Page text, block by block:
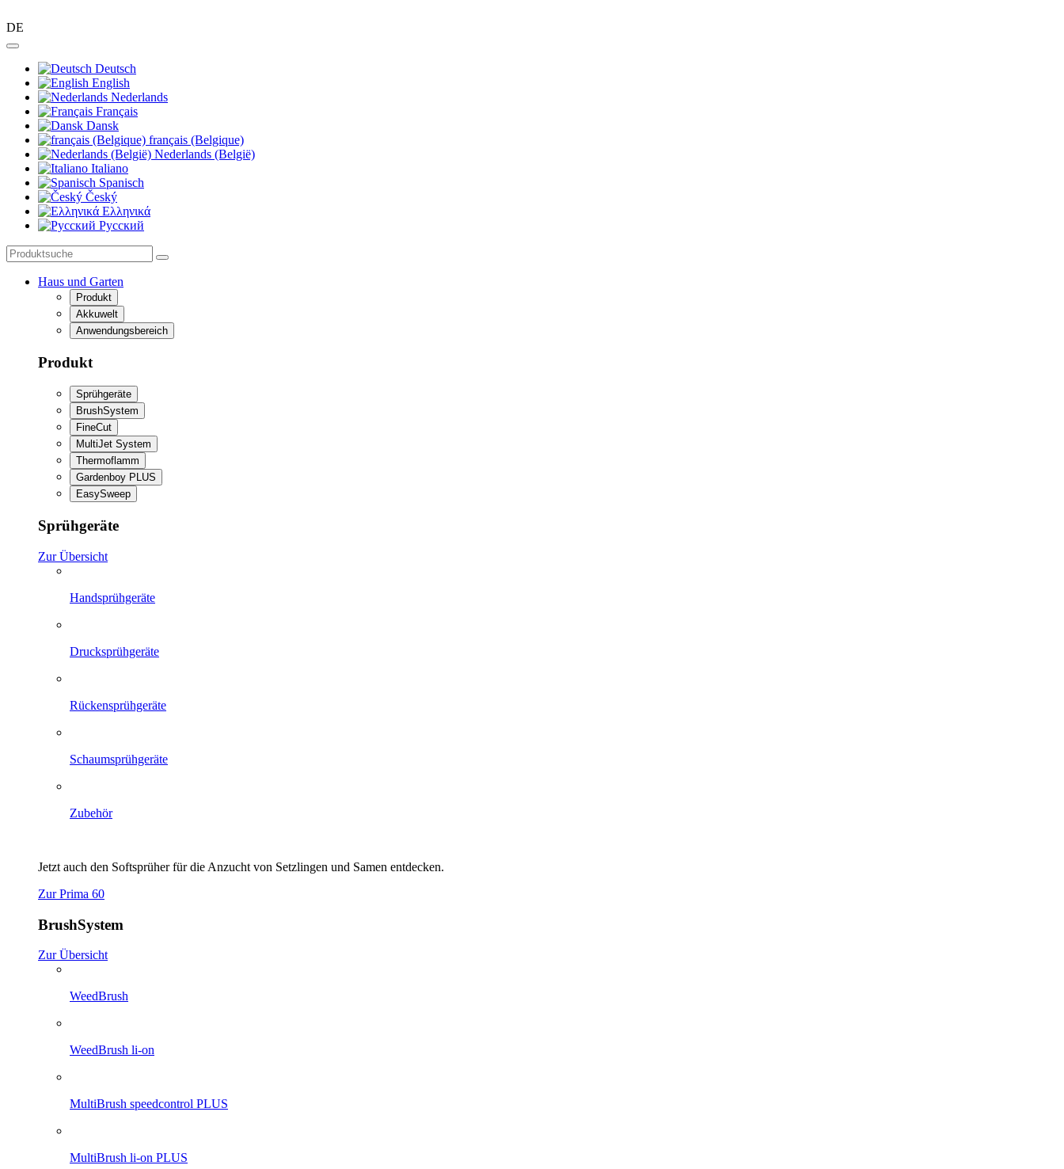
DE
Deutsch
English
Nederlands
Français
Dansk
français (Belgique)
Nederlands (België)
Italiano
Spanisch
Český
Ελληνικά
Pусский
Haus und Garten
Produkt
Akkuwelt
Anwendungsbereich
Produkt
Sprühgeräte
BrushSystem
FineCut
MultiJet System
Thermoflamm
Gardenboy PLUS
EasySweep
Sprühgeräte
Zur Übersicht
Handsprühgeräte
Drucksprühgeräte
Rückensprühgeräte
Schaumsprühgeräte
Zubehör
Jetzt auch den Softsprüher für die Anzucht von Setzlingen und Samen entdecken.
Zur Prima 60
BrushSystem
Zur Übersicht
WeedBrush
WeedBrush li-on
MultiBrush speedcontrol PLUS
MultiBrush li-on PLUS